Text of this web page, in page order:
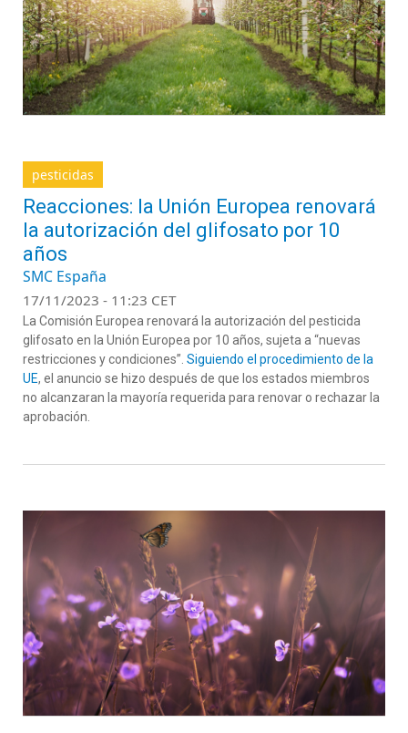
pesticidas
Reacciones: la Unión Europea renovará
la autorización del glifosato por 10
años
SMC España
17/11/2023 - 11:23 CET
La Comisión Europea renovará la autorización del pesticida
glifosato en la Unión Europea por 10 años, sujeta a “nuevas
restricciones y condiciones”. Siguiendo el procedimiento de la
UE, el anuncio se hizo después de que los estados miembros
no alcanzaran la mayoría requerida para renovar o rechazar la
aprobación.